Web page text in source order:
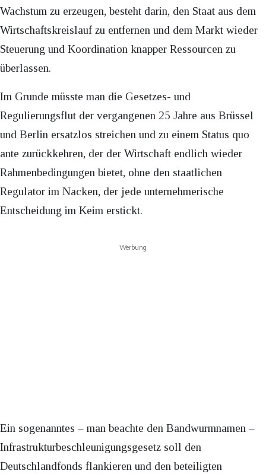
Wachstum zu erzeugen, besteht darin, den Staat aus dem
Wirtschaftskreislauf zu entfernen und dem Markt wieder
Steuerung und Koordination knapper Ressourcen zu
überlassen.
Im Grunde müsste man die Gesetzes- und
Regulierungsflut der vergangenen 25 Jahre aus Brüssel
und Berlin ersatzlos streichen und zu einem Status quo
ante zurückkehren, der der Wirtschaft endlich wieder
Rahmenbedingungen bietet, ohne den staatlichen
Regulator im Nacken, der jede unternehmerische
Entscheidung im Keim erstickt.
Werbung
Ein sogenanntes – man beachte den Bandwurmnamen –
Infrastrukturbeschleunigungsgesetz soll den
Deutschlandfonds flankieren und den beteiligten